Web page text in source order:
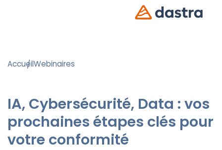
AccueilWebinaires
IA, Cybersécurité, Data : vos
prochaines étapes clés pour
votre conformité